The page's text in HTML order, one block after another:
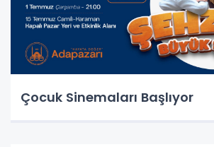
Çocuk Sinemaları Başlıyor